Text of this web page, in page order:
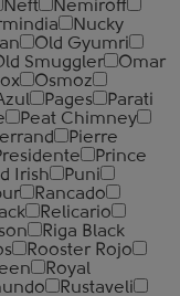
Neft
Nemiroff
Nucky
Old Gyumri
Smuggler
Omar
Osmoz
Pages
Parati
Peat Chimney
Pierre
Prince
Irish
Puni
Rancado
Relicario
Riga Black
Rooster Rojo
Royal
Rustaveli